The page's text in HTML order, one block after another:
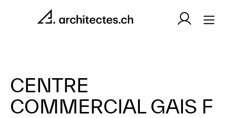
CENTRE
COMMERCIAL GAIS F